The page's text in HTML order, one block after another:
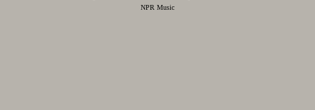
NPR Music